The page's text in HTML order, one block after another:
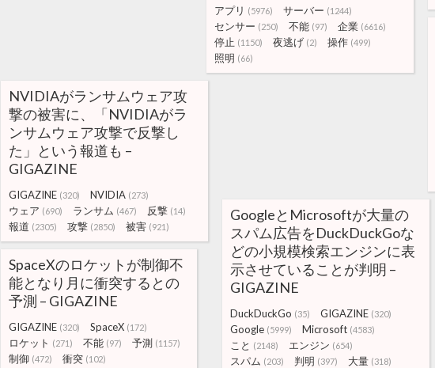
アプリ (5976) サーバー (1244)
センサー (250) 不能 (97) 企業 (6616)
停止 (1150) 夜逃げ (2) 操作 (499)
照明 (66)
NVIDIAがランサムウェア攻
撃の被害に、「NVIDIAがラ
ンサムウェア攻撃で反撃し
た」という報道も –
GIGAZINE
GIGAZINE (320) NVIDIA (273)
ウェア (690) ランサム (467) 反撃 (14)
報道 (2305) 攻撃 (2850) 被害 (921)
GoogleとMicrosoftが大量の
スパム広告をDuckDuckGoな
どの小規模検索エンジンに表
示させていることが判明 –
GIGAZINE
DuckDuckGo (35) GIGAZINE (320)
Google (5999) Microsoft (4583)
こと (2148) エンジン (654)
スパム (203) 判明 (397) 大量 (318)
SpaceXのロケットが制御不
能となり月に衝突するとの
予測 – GIGAZINE
GIGAZINE (320) SpaceX (172)
ロケット (271) 不能 (97) 予測 (1157)
制御 (472) 衝突 (102)